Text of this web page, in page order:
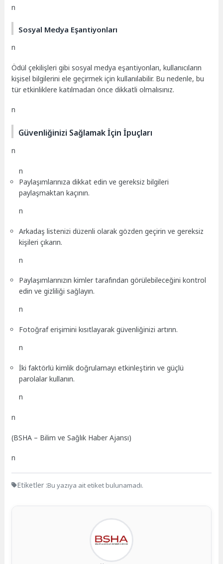
n
Sosyal Medya Eşantiyonları
n
Ödül çekilişleri gibi sosyal medya eşantiyonları, kullanıcıların
kişisel bilgilerini ele geçirmek için kullanılabilir. Bu nedenle, bu
tür etkinliklere katılmadan önce dikkatli olmalısınız.
n
Güvenliğinizi Sağlamak İçin İpuçları
n
n
Paylaşımlarınıza dikkat edin ve gereksiz bilgileri
paylaşmaktan kaçının.
n
Arkadaş listenizi düzenli olarak gözden geçirin ve gereksiz
kişileri çıkarın.
n
Paylaşımlarınızın kimler tarafından görülebileceğini kontrol
edin ve gizliliği sağlayın.
n
Fotoğraf erişimini kısıtlayarak güvenliğinizi artırın.
n
İki faktörlü kimlik doğrulamayı etkinleştirin ve güçlü
parolalar kullanın.
n
n
(BSHA – Bilim ve Sağlık Haber Ajansı)
n
Etiketler :Bu yazıya ait etiket bulunamadı.